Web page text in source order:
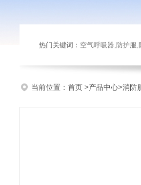
热门关键词： 空气呼吸器,防护服
当前位置： 首页 >产品中心>消防